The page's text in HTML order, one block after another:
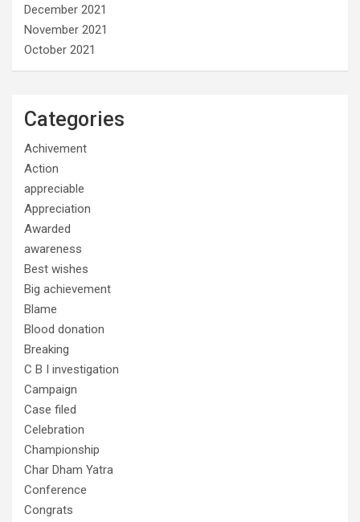
December 2021
November 2021
October 2021
Categories
Achivement
Action
appreciable
Appreciation
Awarded
awareness
Best wishes
Big achievement
Blame
Blood donation
Breaking
C B I investigation
Campaign
Case filed
Celebration
Championship
Char Dham Yatra
Conference
Congrats